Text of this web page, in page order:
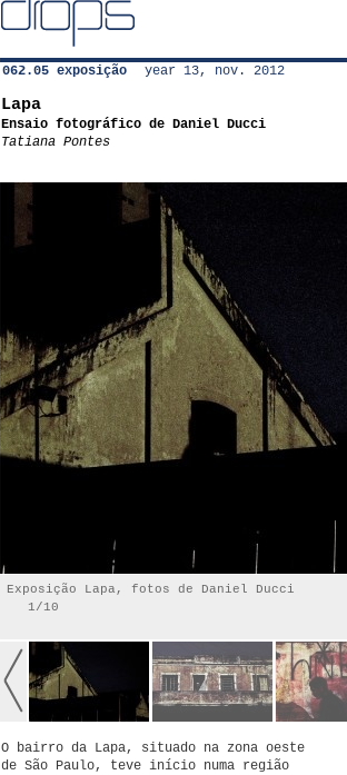
062.05 exposição year 13, nov. 2012
Lapa
Ensaio fotográfico de Daniel Ducci
Tatiana Pontes
Exposição Lapa, fotos de Daniel Ducci
1/10
O bairro da Lapa, situado na zona oeste
de São Paulo, teve início numa região